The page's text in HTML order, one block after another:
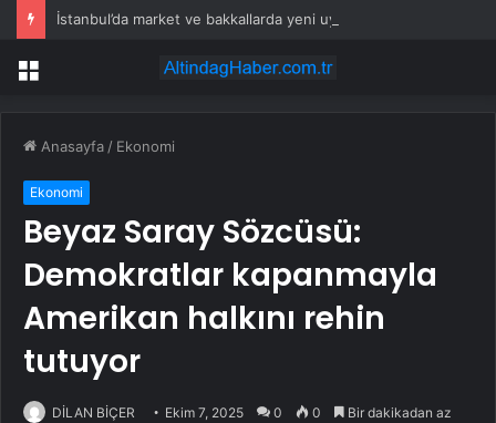
Menü
Anasayfa / Ekonomi
Ekonomi
Beyaz Saray Sözcüsü:
Demokratlar kapanmayla
Amerikan halkını rehin
tutuyor
DİLAN BİÇER Ekim 7, 2025 0 0 Bir dakikadan az